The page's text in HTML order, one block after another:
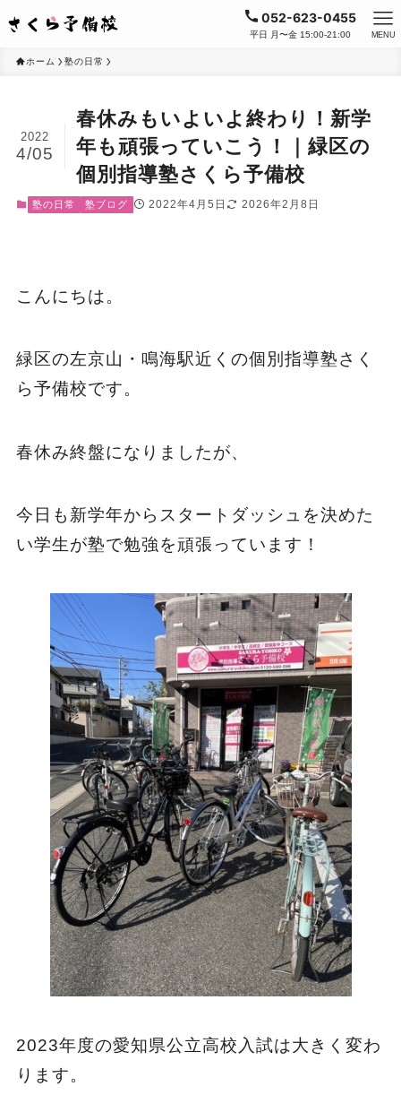
052-623-0455
平日 月〜金 15:00-21:00 MENU
ホーム 塾の日常
春休みもいよいよ終わり！新学
年も頑張っていこう！｜緑区の
個別指導塾さくら予備校
2022
4/05
塾の日常 塾ブログ 2022年4月5日 2026年2月8日
こんにちは。
緑区の左京山・鳴海駅近くの個別指導塾さく
ら予備校です。
春休み終盤になりましたが、
今日も新学年からスタートダッシュを決めた
い学生が塾で勉強を頑張っています！
2023年度の愛知県公立高校入試は大きく変わ
ります。